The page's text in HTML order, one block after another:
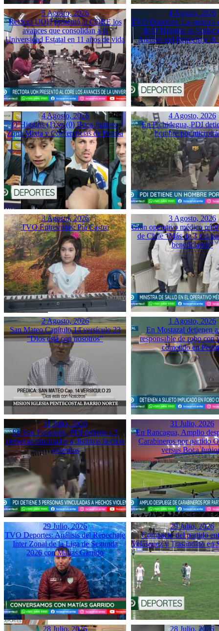
5 Agosto, 2026
Rectora UOH presentó al CORE los
avances que consolidan a la
Universidad Estatal en 11 años de vida
4 Agosto, 2026
TVO Deportes: La agónica
de O’Higgins en
Análisis del Repechaje de
4 Agosto, 2026
O’Higgins (1) vs (0) Boca Juniors:
Zona Mixta y Conferencias de Prensa
4 Agosto, 2026
En Pichidegua, PDI
hombre por
3 Agosto, 2026
TVO Entrevistas: Pía Castro
3 Agosto, 2026
Gran operativo médico
de Chile “Más de 3 mil
beneficiaron”
2 Agosto, 2026
San Mateo Capítulo 14 versículo 23
“Dios está con nosotros”
1 Agosto, 2026
En Mostazal detienen
responsable de robo con
cometido en
31 Julio, 2026
En San Fernando, PDI detiene a 3
personas vinculadas a distintos hechos
violentos
31 Julio, 2026
En Rancagua, Amplio
Carabineros por partido
versus Boca
29 Julio, 2026
TVO Deportes: Análisis del Repechaje
Inter Zonal de la Liga de Segunda
2026 con Matías Garrido
29 Julio, 2026
Compacto del partido
Velásquez y Trasandino en
28 Julio, 2026 28 Julio, 2026